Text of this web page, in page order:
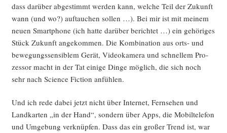
dass dar­über abge­stimmt wer­den kann, wel­che Teil der Zukunft
wann (und wo?) auf­tau­chen sol­len …). Bei mir ist mit mei­nem
neu­en Smart­phone (ich hat­te dar­über berich­tet …) ein gehö­ri­ges
Stück Zukunft ange­kom­men. Die Kom­bi­na­ti­on aus orts- und
bewe­gungs­sen­si­blem Gerät, Video­ka­me­ra und schnel­lem Pro­
zes­sor macht in der Tat eini­ge Din­ge mög­lich, die sich noch
sehr nach Sci­ence Fic­tion anfühlen.
Und ich rede dabei jetzt nicht über Inter­net, Fern­se­hen und
Land­kar­ten „in der Hand“, son­dern über Apps, die Mobil­te­le­fon
und Umge­bung ver­knüp­fen. Dass das ein gro­ßer Trend ist, war